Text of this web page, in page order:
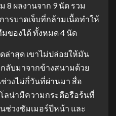
8 ผลงานจาก 9 นัด รวม
รบาดเจ็บที่กล้ามเนื้อทำให้
ของได้ ทั้งหมด 4 นัด
ล่าสุด เขาไม่ปล่อยให้มัน
ลับมาจากข้างสนามด้วย
วงไม่กี่วันที่ผ่านมา สื่อ
ลน่ามีความกระตือรือร้นที่
ช่วงซัมเมอร์ปีหน้า และ